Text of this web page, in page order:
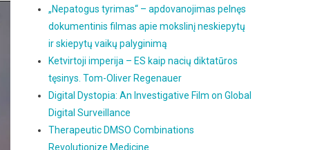
„Nepatogus tyrimas“ – apdovanojimas pelnęs
dokumentinis filmas apie mokslinį neskiepytų
ir skiepytų vaikų palyginimą
Ketvirtoji imperija – ES kaip nacių diktatūros
tęsinys. Tom-Oliver Regenauer
Digital Dystopia: An Investigative Film on Global
Digital Surveillance
Therapeutic DMSO Combinations
Revolutionize Medicine